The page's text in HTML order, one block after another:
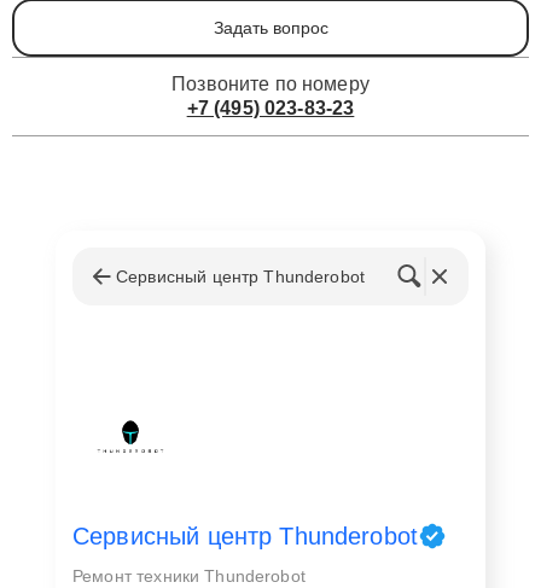
Задать вопрос
Позвоните по номеру
+7 (495) 023-83-23
Сервисный центр Thunderobot
Сервисный центр Thunderobot
Ремонт техники Thunderobot